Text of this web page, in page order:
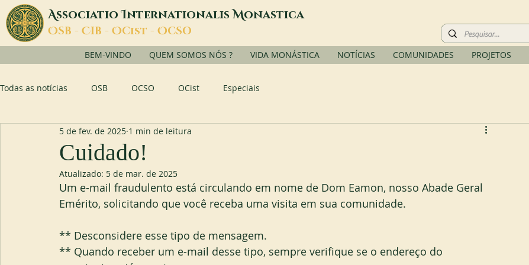
AssociatioInternationalisMonastica
OSB - CIB - OCist - OCSO
BEM-VINDO QUEM SOMOS NÓS ? VIDA MONÁSTICA NOTÍCIAS COMUNIDADES PROJETOS
Todas as notícias OSB OCSO OCist Especiais
Cuidado!
5 de fev. de 2025 1 min de leitura
Atualizado: 5 de mar. de 2025
Um e-mail fraudulento está circulando em nome de Dom Eamon, nosso Abade Geral
Emérito, solicitando que você receba uma visita em sua comunidade.
** Desconsidere esse tipo de mensagem.
** Quando receber um e-mail desse tipo, sempre verifique se o endereço do